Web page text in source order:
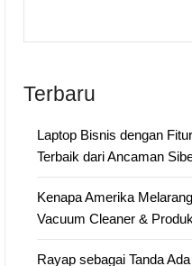
Terbaru
Laptop Bisnis dengan
Terbaik dari Ancaman
Kenapa Amerika
Vacuum Cleaner &
Rayap sebagai Tanda